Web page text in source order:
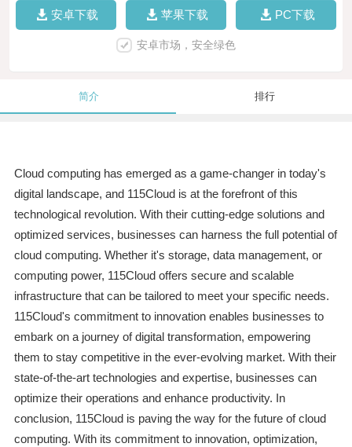
安卓下载 苹果下载 PC下载
安卓市场，安全绿色
简介 排行
Cloud computing has emerged as a game-changer in today's
digital landscape, and 115Cloud is at the forefront of this
technological revolution. With their cutting-edge solutions and
optimized services, businesses can harness the full potential of
cloud computing. Whether it's storage, data management, or
computing power, 115Cloud offers secure and scalable
infrastructure that can be tailored to meet your specific needs.
115Cloud's commitment to innovation enables businesses to
embark on a journey of digital transformation, empowering
them to stay competitive in the ever-evolving market. With their
state-of-the-art technologies and expertise, businesses can
optimize their operations and enhance productivity. In
conclusion, 115Cloud is paving the way for the future of cloud
computing. With its commitment to innovation, optimization,